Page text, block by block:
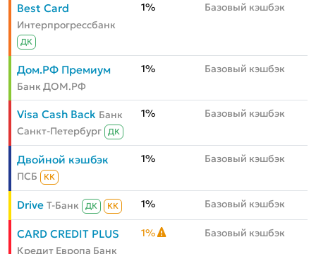
Best Card
Интерпрогрессбанк
ДК
1% Базовый кэшбэк
Дом.РФ Премиум
Банк ДОМ.РФ
1% Базовый кэшбэк
Visa Cash Back Банк
Санкт-Петербург
ДК
1% Базовый кэшбэк
Двойной кэшбэк
ПСБ КК
1% Базовый кэшбэк
Drive Т-Банк ДК КК 1% Базовый кэшбэк
CARD CREDIT PLUS
Кредит Европа Банк
1% Базовый кэшбэк